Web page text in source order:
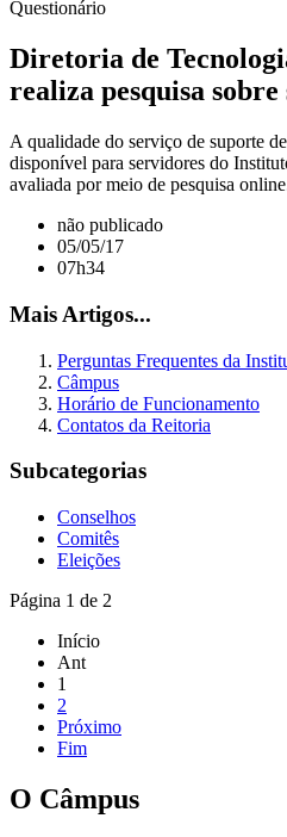
Questionário
Diretoria de
realiza pesquisa
A qualidade do serviço de suporte
disponível para servidores do
avaliada por meio de pesquisa
não publicado
05/05/17
07h34
Mais Artigos...
Perguntas Frequentes da
Câmpus
Horário de Funcionamento
Contatos da Reitoria
Subcategorias
Conselhos
Comitês
Eleições
Página 1 de 2
Início
Ant
1
2
Próximo
Fim
O Câmpus